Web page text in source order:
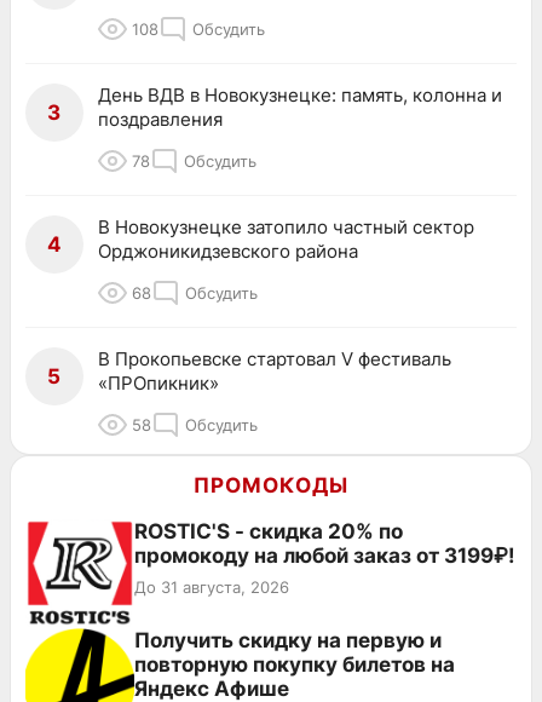
108 Обсудить
3
День ВДВ в Новокузнецке: память, колонна и
поздравления
78 Обсудить
4
В Новокузнецке затопило частный сектор
Орджоникидзевского района
68 Обсудить
5
В Прокопьевске стартовал V фестиваль
«ПРОпикник»
58 Обсудить
ПРОМОКОДЫ
ROSTIC'S - скидка 20% по
промокоду на любой заказ от 3199₽!
До 31 августа, 2026
Получить скидку на первую и
повторную покупку билетов на
Яндекс Афише